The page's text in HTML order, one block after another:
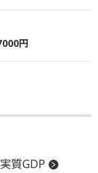
円
実質GDP